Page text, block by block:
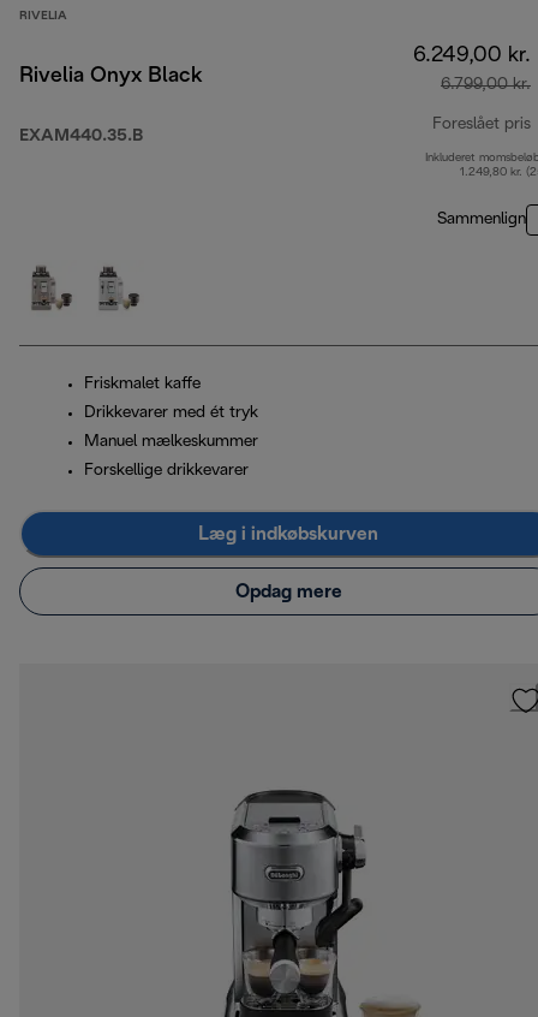
RIVELIA
Rivelia Onyx Black
EXAM440.35.B
6.249,00 kr.
6.799,00 kr.
Foreslået pris
Inkluderet
1.249,80 kr.
Sammenlign
Friskmalet kaffe
Drikkevarer med ét tryk
Manuel mælkeskummer
Forskellige drikkevarer
Læg i indkøbskurven
Opdag mere